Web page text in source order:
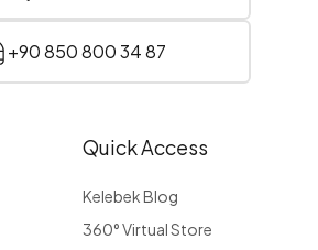
+90 850 800 34 87
Quick Access
Kelebek Blog
360° Virtual Store